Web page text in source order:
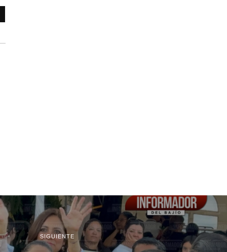
SIGUIENTE